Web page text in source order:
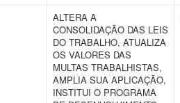
ALTERA A
CONSOLIDAÇÃO DAS LEIS
DO TRABALHO, ATUALIZA
OS VALORES DAS
MULTAS TRABALHISTAS,
AMPLIA SUA APLICAÇÃO,
INSTITUI O PROGRAMA